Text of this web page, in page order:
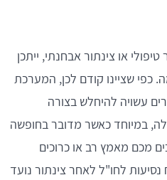
או צינתור אבחנתי, ייתכן
כפי שציינו קודם לכן, המערכת
עשויה להיחלש בצורה
במיוחד כאשר מדובר בחופשה
מכם מאמץ רב או כרוכים
נסיעות לחו"ל לאחר צינתור נועד